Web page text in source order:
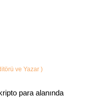
ve Yazar )
para alanında